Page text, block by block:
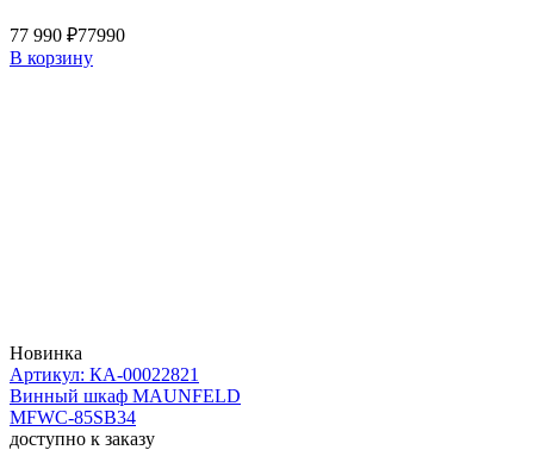
77 990 ₽77990
В корзину
Новинка
Артикул: КА-00022821
Винный шкаф MAUNFELD
MFWC-85SB34
доступно к заказу